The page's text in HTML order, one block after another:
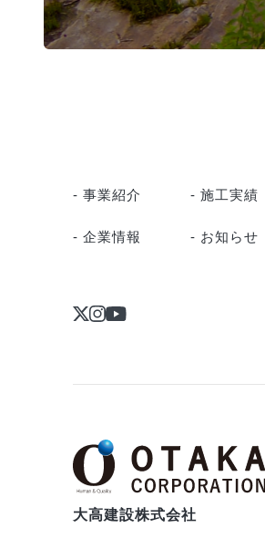
- 事業紹介 - 施工実績
- 企業情報 - お知らせ
大高建設株式会社